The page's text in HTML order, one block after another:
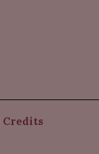
Credits